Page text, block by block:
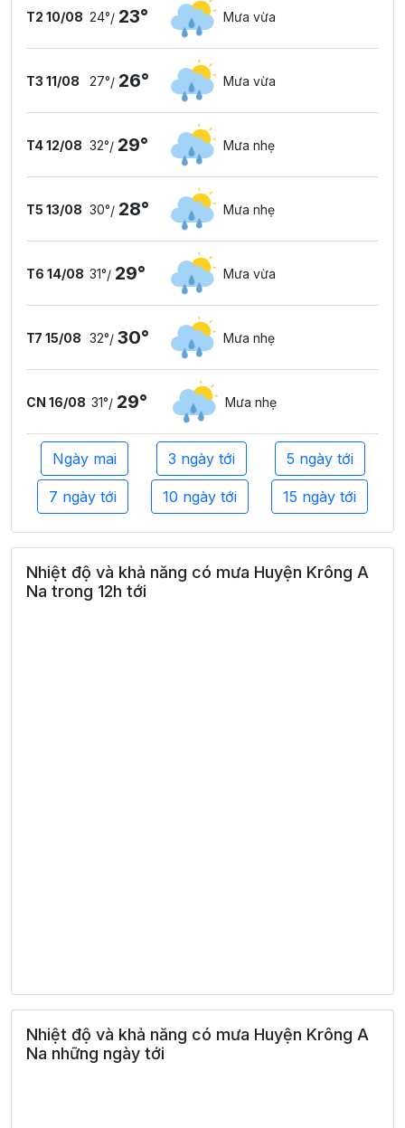
T2 10/08 24°/ 23° Mưa vừa
T3 11/08 27°/ 26° Mưa vừa
T4 12/08 32°/ 29° Mưa nhẹ
T5 13/08 30°/ 28° Mưa nhẹ
T6 14/08 31°/ 29° Mưa vừa
T7 15/08 32°/ 30° Mưa nhẹ
CN 16/08 31°/ 29° Mưa nhẹ
Ngày mai 3 ngày tới 5 ngày tới
7 ngày tới 10 ngày tới 15 ngày tới
Nhiệt độ và khả năng có mưa Huyện Krông A
Na trong 12h tới
Nhiệt độ và khả năng có mưa Huyện Krông A
Na những ngày tới